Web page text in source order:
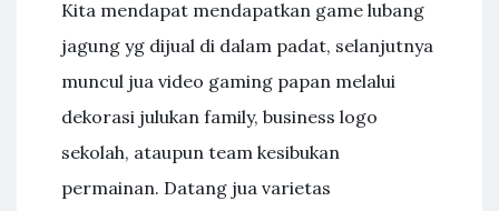
Kita mendapat mendapatkan game lubang
jagung yg dijual di dalam padat, selanjutnya
muncul jua video gaming papan melalui
dekorasi julukan family, business logo
sekolah, ataupun team kesibukan
permainan. Datang jua varietas